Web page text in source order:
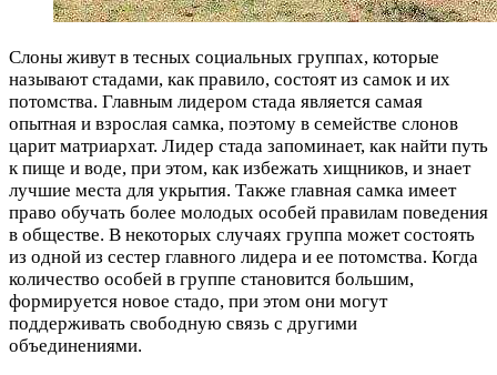
Слоны живут в тесных социальных группах, которые
называют стадами, как правило, состоят из самок и их
потомства. Главным лидером стада является самая
опытная и взрослая самка, поэтому в семействе слонов
царит матриархат. Лидер стада запоминает, как найти путь
к пище и воде, при этом, как избежать хищников, и знает
лучшие места для укрытия. Также главная самка имеет
право обучать более молодых особей правилам поведения
в обществе. В некоторых случаях группа может состоять
из одной из сестер главного лидера и ее потомства. Когда
количество особей в группе становится большим,
формируется новое стадо, при этом они могут
поддерживать свободную связь с другими
объединениями.